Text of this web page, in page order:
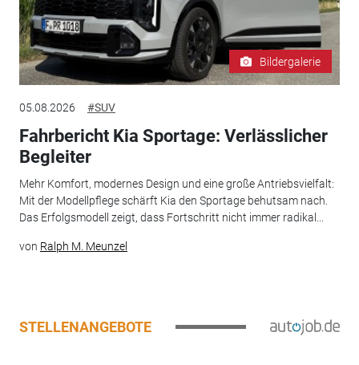
Bildergalerie
05.08.2026 #SUV
Fahrbericht Kia Sportage: Verlässlicher
Begleiter
Mehr Komfort, modernes Design und eine große Antriebsvielfalt:
Mit der Modellpflege schärft Kia den Sportage behutsam nach.
Das Erfolgsmodell zeigt, dass Fortschritt nicht immer radikal...
von Ralph M. Meunzel
STELLENANGEBOTE